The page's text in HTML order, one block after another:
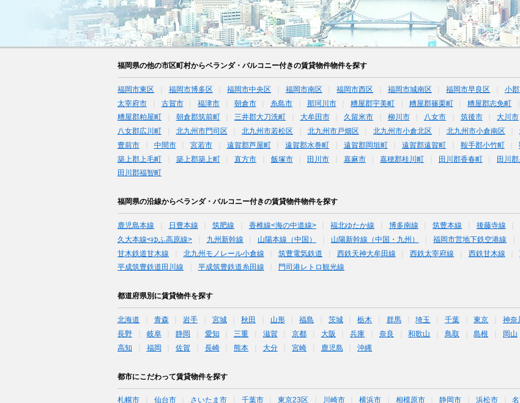
福岡県の他の市区町村からベランダ・バルコニー付きの賃貸物件物件を探す
福岡市東区 福岡市博多区 福岡市中央区 福岡市南区 福岡市西区 福岡市城南区 福岡市早良区 小
太宰府市
古賀市 福津市 朝倉市 糸島市 那珂川市 糟屋郡宇美町 糟屋郡篠栗町 糟屋郡志免町
糟屋郡粕屋町
朝倉郡筑前町 三井郡大刀洗町 大牟田市 久留米市 柳川市 八女市 筑後市 大川市
八女郡広川町
北九州市門司区 北九州市若松区 北九州市戸畑区 北九州市小倉北区 北九州市小倉南区
豊前市
中間市 宮若市 遠賀郡芦屋町 遠賀郡水巻町 遠賀郡岡垣町 遠賀郡遠賀町 鞍手郡小竹町
築上郡上毛町
築上郡築上町 直方市 飯塚市 田川市 嘉麻市 嘉穂郡桂川町 田川郡香春町 田川
田川郡福智町
福岡県の沿線からベランダ・バルコニー付きの賃貸物件物件を探す
鹿児島本線 日豊本線 筑肥線 香椎線<海の中道線> 福北ゆたか線 博多南線 筑豊本線 後藤寺線
久大本線<ゆふ高原線>
九州新幹線 山陽本線（中国） 山陽新幹線（中国・九州） 福岡市営地下鉄空港線
甘木鉄道甘木線
北九州モノレール小倉線 筑豊電気鉄道 西鉄天神大牟田線 西鉄太宰府線 西鉄甘木線
平成筑豊鉄道田川線
平成筑豊鉄道糸田線 門司港レトロ観光線
都道府県別に賃貸物件を探す
北海道 青森 岩手 宮城 秋田 山形 福島 茨城 栃木 群馬 埼玉 千葉 東京 神奈
長野
岐阜 静岡 愛知 三重 滋賀 京都 大阪 兵庫 奈良 和歌山 鳥取 島根 岡山
高知
福岡 佐賀 長崎 熊本 大分 宮崎 鹿児島 沖縄
都市にこだわって賃貸物件を探す
札幌市 仙台市 さいたま市 千葉市 東京23区 川崎市 横浜市 相模原市 静岡市 浜松市